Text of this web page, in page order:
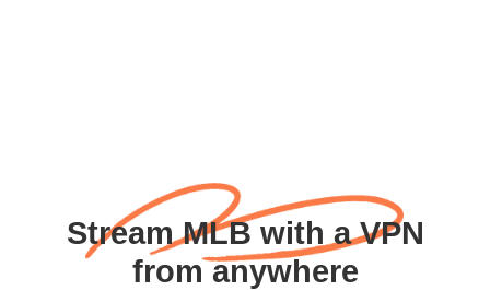
Stream MLB with a VPN
from anywhere